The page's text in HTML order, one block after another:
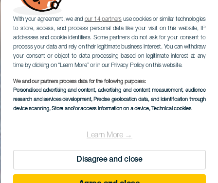
With your agreement, we and our 14 partners use cookies or similar technologies
to store, access, and process personal data like your visit on this website, IP
addresses and cookie identifiers. Some partners do not ask for your consent to
process your data and rely on their legitimate business interest. You can withdraw
your consent or object to data processing based on legitimate interest at any
time by clicking on “Learn More” or in our Privacy Policy on this website.
We and our partners process data for the following purposes:
Personalised advertising and content, advertising and content measurement, audience
research and services development, Precise geolocation data, and identification through
device scanning, Store and/or access information on a device, Technical cookies
Learn More →
Disagree and close